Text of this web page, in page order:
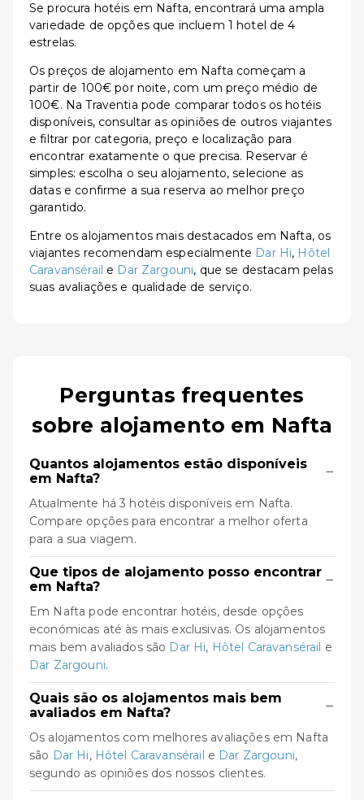
Se procura hotéis em Nafta, encontrará uma ampla
variedade de opções que incluem 1 hotel de 4
estrelas.
Os preços de alojamento em Nafta começam a
partir de 100€ por noite, com um preço médio de
100€. Na Traventia pode comparar todos os hotéis
disponíveis, consultar as opiniões de outros viajantes
e filtrar por categoria, preço e localização para
encontrar exatamente o que precisa. Reservar é
simples: escolha o seu alojamento, selecione as
datas e confirme a sua reserva ao melhor preço
garantido.
Entre os alojamentos mais destacados em Nafta, os
viajantes recomendam especialmente Dar Hi, Hôtel
Caravansérail e Dar Zargouni, que se destacam pelas
suas avaliações e qualidade de serviço.
Perguntas frequentes
sobre alojamento em Nafta
Quantos alojamentos estão disponíveis
em Nafta?
−
Atualmente há 3 hotéis disponíveis em Nafta.
Compare opções para encontrar a melhor oferta
para a sua viagem.
Que tipos de alojamento posso encontrar
em Nafta?
−
Em Nafta pode encontrar hotéis, desde opções
económicas até às mais exclusivas. Os alojamentos
mais bem avaliados são Dar Hi, Hôtel Caravansérail e
Dar Zargouni.
Quais são os alojamentos mais bem
avaliados em Nafta?
−
Os alojamentos com melhores avaliações em Nafta
são Dar Hi, Hôtel Caravansérail e Dar Zargouni,
segundo as opiniões dos nossos clientes.